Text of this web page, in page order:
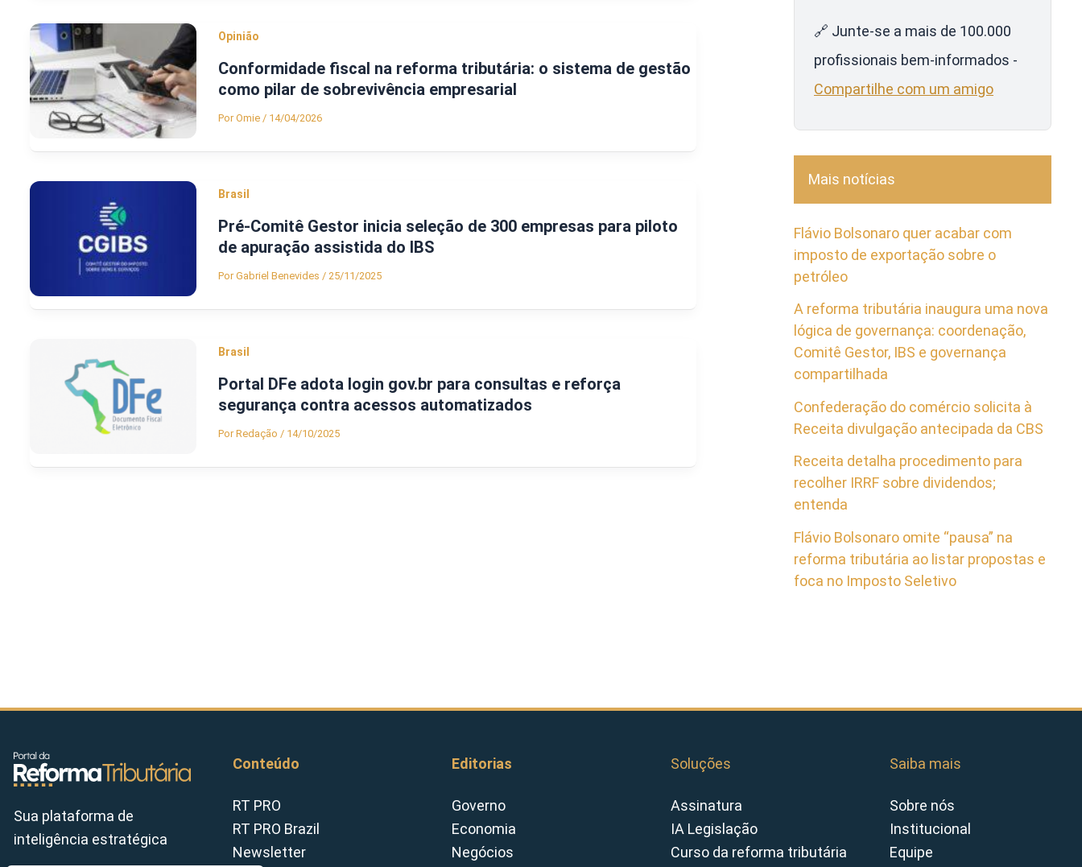
Opinião
Conformidade fiscal na reforma tributária: o sistema de gestão
como pilar de sobrevivência empresarial
PorOmie / 14/04/2026
Brasil
Pré-Comitê Gestor inicia seleção de 300 empresas para piloto
de apuração assistida do IBS
PorGabriel Benevides / 25/11/2025
Brasil
Portal DFe adota login gov.br para consultas e reforça
segurança contra acessos automatizados
PorRedação / 14/10/2025
🔗 Junte-se a mais de 100.000
profissionais bem-informados -
Compartilhe com um amigo
Mais notícias
Flávio Bolsonaro quer acabar com
imposto de exportação sobre o
petróleo
A reforma tributária inaugura uma nova
lógica de governança: coordenação,
Comitê Gestor, IBS e governança
compartilhada
Confederação do comércio solicita à
Receita divulgação antecipada da CBS
Receita detalha procedimento para
recolher IRRF sobre dividendos;
entenda
Flávio Bolsonaro omite “pausa” na
reforma tributária ao listar propostas e
foca no Imposto Seletivo
Sua plataforma de
inteligência estratégica
Conteúdo
RT PRO
RT PRO Brazil
Newsletter
Editorias
Governo
Economia
Negócios
Soluções
Assinatura
IA Legislação
Curso da reforma tributária
Saiba mais
Sobre nós
Institucional
Equipe